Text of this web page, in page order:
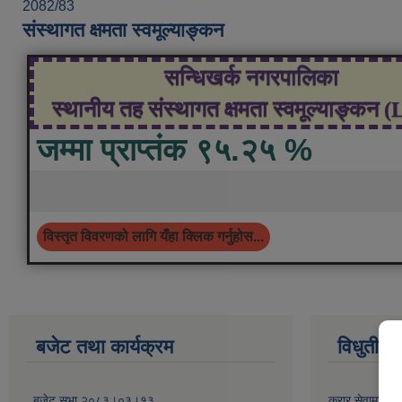
2082/83
संस्थागत क्षमता स्वमूल्याङ्कन
सन्धिखर्क नगरपालिका
स्थानीय तह संस्थागत क्षमता स्वमूल्याङ्कन
जम्मा प्राप्तंक ९५.२५ %
विस्तृत विवरणको लागि यँहा क्लिक गर्नुहोस...
बजेट तथा कार्यक्रम विधुतीय